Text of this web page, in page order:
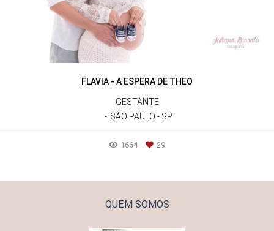
FLAVIA - A ESPERA DE THEO
GESTANTE
SÃO PAULO - SP
1664 29
QUEM SOMOS